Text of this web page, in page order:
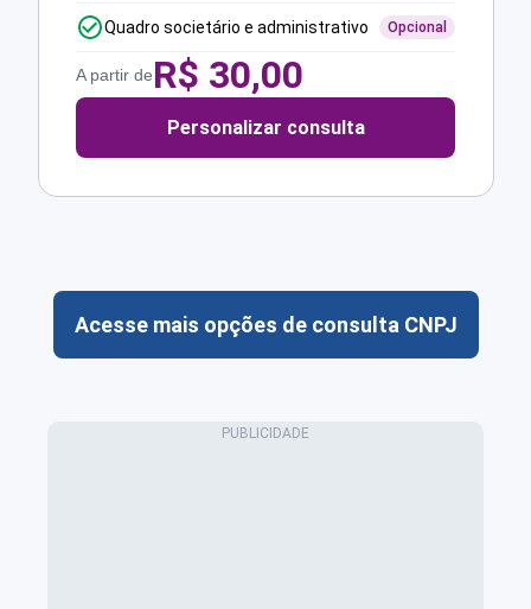
Quadro societário e administrativo Opcional
A partir deR$ 30,00
Personalizar consulta
Acesse mais opções de consulta CNPJ